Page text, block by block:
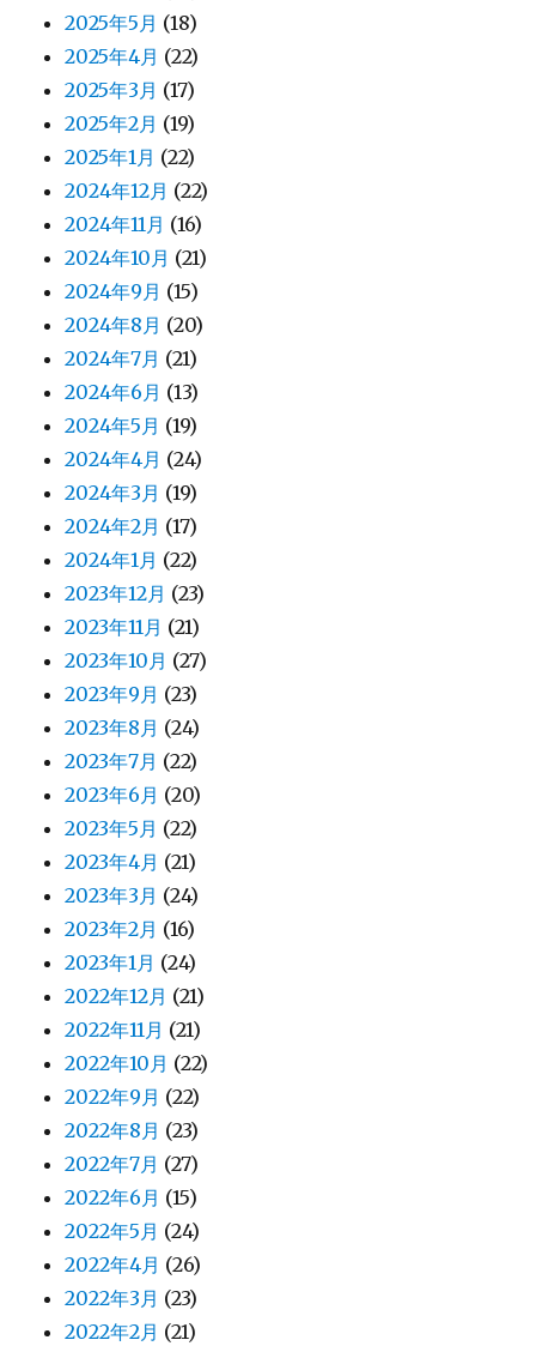
2025年5月 (18)
2025年4月 (22)
2025年3月 (17)
2025年2月 (19)
2025年1月 (22)
2024年12月 (22)
2024年11月 (16)
2024年10月 (21)
2024年9月 (15)
2024年8月 (20)
2024年7月 (21)
2024年6月 (13)
2024年5月 (19)
2024年4月 (24)
2024年3月 (19)
2024年2月 (17)
2024年1月 (22)
2023年12月 (23)
2023年11月 (21)
2023年10月 (27)
2023年9月 (23)
2023年8月 (24)
2023年7月 (22)
2023年6月 (20)
2023年5月 (22)
2023年4月 (21)
2023年3月 (24)
2023年2月 (16)
2023年1月 (24)
2022年12月 (21)
2022年11月 (21)
2022年10月 (22)
2022年9月 (22)
2022年8月 (23)
2022年7月 (27)
2022年6月 (15)
2022年5月 (24)
2022年4月 (26)
2022年3月 (23)
2022年2月 (21)